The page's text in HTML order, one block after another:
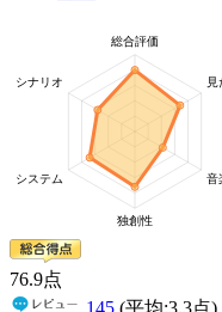
76.9点
145 (平均:3.3点)